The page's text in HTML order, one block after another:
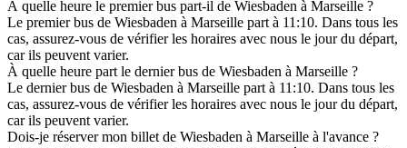
À quelle heure le premier bus part-il de Wiesbaden à Marseille ?
Le premier bus de Wiesbaden à Marseille part à 11:10. Dans tous les
cas, assurez-vous de vérifier les horaires avec nous le jour du départ,
car ils peuvent varier.
À quelle heure part le dernier bus de Wiesbaden à Marseille ?
Le dernier bus de Wiesbaden à Marseille part à 11:10. Dans tous les
cas, assurez-vous de vérifier les horaires avec nous le jour du départ,
car ils peuvent varier.
Dois-je réserver mon billet de Wiesbaden à Marseille à l'avance ?